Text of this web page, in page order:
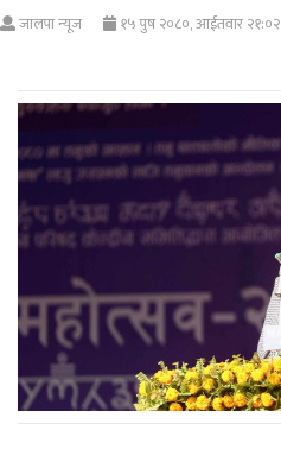
जालपा न्यूज १५ पुष २०८०, आईतवार २१:०२